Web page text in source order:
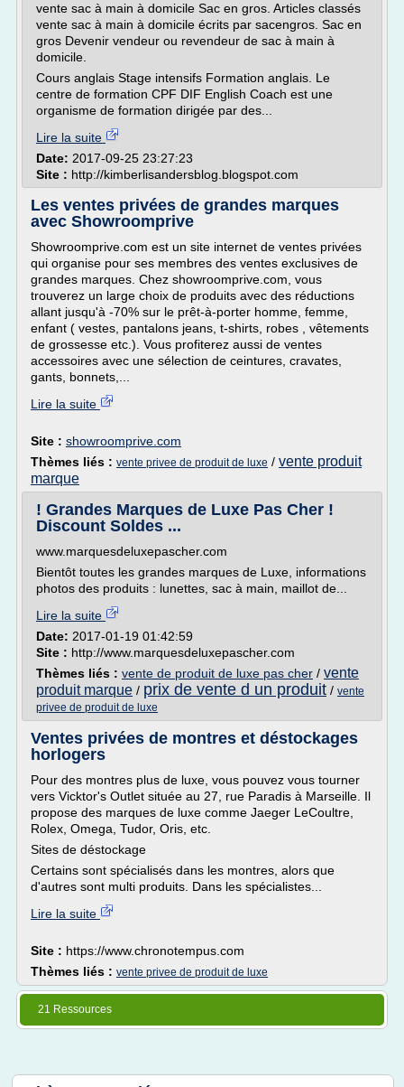
vente sac à main à domicile Sac en gros. Articles classés
vente sac à main à domicile écrits par sacengros. Sac en
gros Devenir vendeur ou revendeur de sac à main à
domicile.
Cours anglais Stage intensifs Formation anglais. Le
centre de formation CPF DIF English Coach est une
organisme de formation dirigée par des...
Lire la suite
Date: 2017-09-25 23:27:23
Site : http://kimberlisandersblog.blogspot.com
Les ventes privées de grandes marques
avec Showroomprive
Showroomprive.com est un site internet de ventes privées
qui organise pour ses membres des ventes exclusives de
grandes marques. Chez showroomprive.com, vous
trouverez un large choix de produits avec des réductions
allant jusqu'à -70% sur le prêt-à-porter homme, femme,
enfant ( vestes, pantalons jeans, t-shirts, robes , vêtements
de grossesse etc.). Vous profiterez aussi de ventes
accessoires avec une sélection de ceintures, cravates,
gants, bonnets,...
Lire la suite
Site : showroomprive.com
Thèmes liés : vente privee de produit de luxe / vente produit
marque
! Grandes Marques de Luxe Pas Cher !
Discount Soldes ...
www.marquesdeluxepascher.com
Bientôt toutes les grandes marques de Luxe, informations
photos des produits : lunettes, sac à main, maillot de...
Lire la suite
Date: 2017-01-19 01:42:59
Site : http://www.marquesdeluxepascher.com
Thèmes liés : vente de produit de luxe pas cher / vente
produit marque / prix de vente d un produit / vente
privee de produit de luxe
Ventes privées de montres et déstockages
horlogers
Pour des montres plus de luxe, vous pouvez vous tourner
vers Vicktor's Outlet située au 27, rue Paradis à Marseille. Il
propose des marques de luxe comme Jaeger LeCoultre,
Rolex, Omega, Tudor, Oris, etc.
Sites de déstockage
Certains sont spécialisés dans les montres, alors que
d'autres sont multi produits. Dans les spécialistes...
Lire la suite
Site : https://www.chronotempus.com
Thèmes liés : vente privee de produit de luxe
21 Ressources